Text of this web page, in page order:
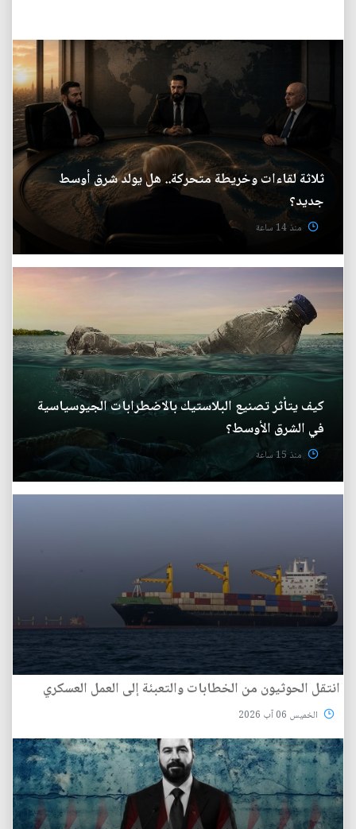
ثلاثة لقاءات وخريطة متحركة.. هل يولد شرق أوسط
جديد؟
منذ 14 ساعة
كيف يتأثر تصنيع البلاستيك بالاضطرابات الجيوسياسية
في الشرق الأوسط؟
منذ 15 ساعة
انتقل الحوثيون من الخطابات والتعبئة إلى العمل العسكري
الخميس 06 آب 2026